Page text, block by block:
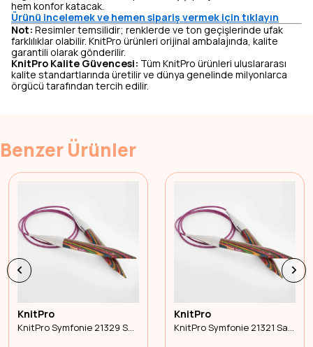
hem konfor katacak.
Ürünü incelemek ve hemen sipariş vermek için tıklayın
Not: Resimler temsilidir; renklerde ve ton geçişlerinde ufak
farklılıklar olabilir. KnitPro ürünleri orijinal ambalajında, kalite
garantili olarak gönderilir.
KnitPro Kalite Güvencesi: Tüm KnitPro ürünleri uluslararası
kalite standartlarında üretilir ve dünya genelinde milyonlarca
örgücü tarafından tercih edilir.
Benzer Ürünler
KnitPro
KnitPro Symfonie 21329 Sabit Misinalı Şiş 60cm 8.00mm
KnitPro
KnitPro Symfonie 21321 Sabit Misinalı Şiş 60cm 3.75mm